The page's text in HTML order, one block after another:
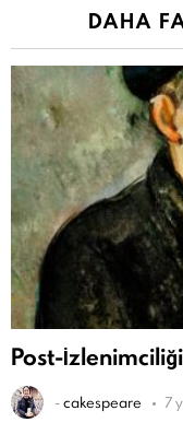
DAHA
Post-
-cakespeare 7